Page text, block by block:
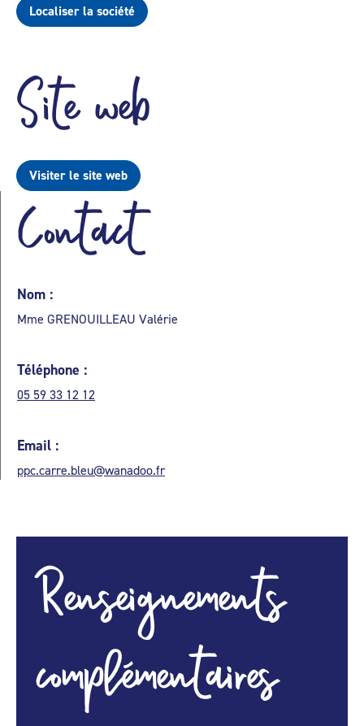
Localiser la société
Site web
Visiter le site web
Contact
Nom :
Mme GRENOUILLEAU Valérie
Téléphone :
05 59 33 12 12
Email :
ppc.carre.bleu@wanadoo.fr
Renseignements
complémentaires